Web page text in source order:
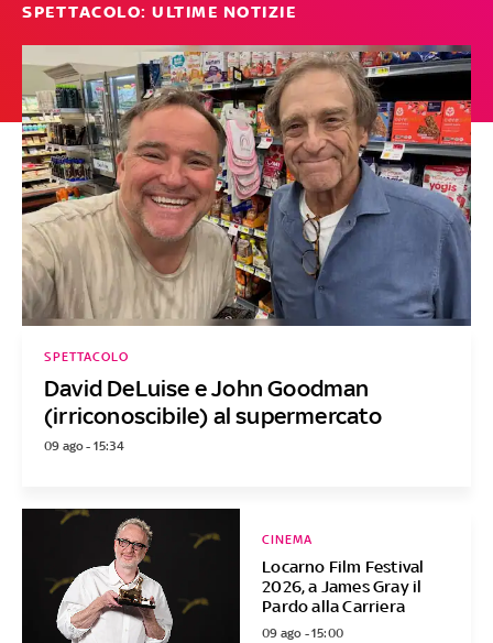
SPETTACOLO: ULTIME NOTIZIE
David DeLuise e John Goodman
(irriconoscibile) al supermercato
SPETTACOLO
09 ago - 15:34
Locarno Film Festival
2026, a James Gray il
Pardo alla Carriera
CINEMA
09 ago - 15:00